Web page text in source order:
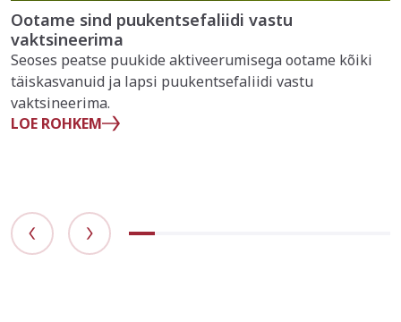
Ootame sind puukentsefaliidi vastu
vaktsineerima
Seoses peatse puukide aktiveerumisega ootame kõiki
täiskasvanuid ja lapsi puukentsefaliidi vastu
vaktsineerima.
LOE ROHKEM